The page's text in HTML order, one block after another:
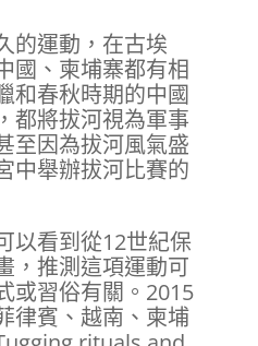
的運動，在古埃
國、柬埔寨都有相
和春秋時期的中國
都將拔河視為軍事
至因為拔河風氣盛
中舉辦拔河比賽的
以看到從12世紀保
，推測這項運動可
或習俗有關。2015
律賓、越南、柬埔